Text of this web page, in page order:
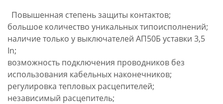
Повышенная степень защиты контактов;
большое количество уникальных типоисполнений;
наличие только у выключателей АП50Б уставки 3,5
In;
возможность подключения проводников без
использования кабельных наконечников;
регулировка тепловых расцепителей;
независимый расцепитель;